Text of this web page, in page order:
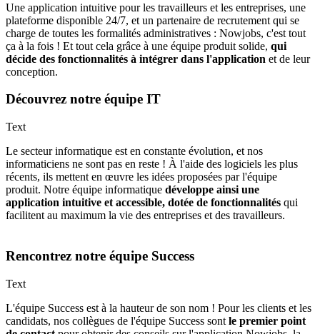
Une application intuitive pour les travailleurs et les entreprises, une
plateforme disponible 24/7, et un partenaire de recrutement qui se
charge de toutes les formalités administratives : Nowjobs, c'est tout
ça à la fois ! Et tout cela grâce à une équipe produit solide, qui
décide des fonctionnalités à intégrer dans l'application et de leur
conception.
Découvrez notre équipe IT
Text
Le secteur informatique est en constante évolution, et nos
informaticiens ne sont pas en reste ! À l'aide des logiciels les plus
récents, ils mettent en œuvre les idées proposées par l'équipe
produit. Notre équipe informatique développe ainsi une
application intuitive et accessible, dotée de fonctionnalités qui
facilitent au maximum la vie des entreprises et des travailleurs.
Rencontrez notre équipe Success
Text
L'équipe Success est à la hauteur de son nom ! Pour les clients et les
candidats, nos collègues de l'équipe Success sont le premier point